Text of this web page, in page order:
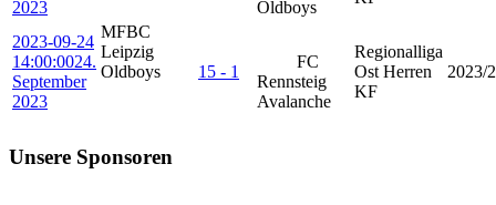
2023
Oldboys
2023-09-24
14:00:0024.
September
2023
MFBC
Leipzig
Oldboys
15 - 1
FC
Rennsteig
Avalanche
Regionalliga
Ost Herren
KF
2023/
Unsere Sponsoren